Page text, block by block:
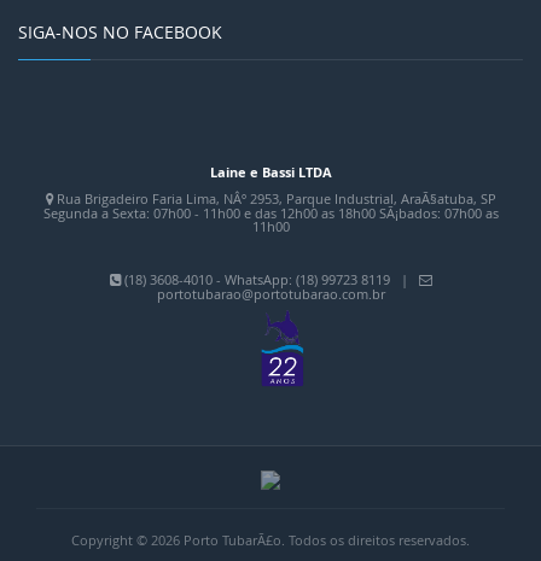
SIGA-NOS NO FACEBOOK
Laine e Bassi LTDA
Rua Brigadeiro Faria Lima, NÂº 2953, Parque Industrial, AraÃ§atuba, SP
Segunda a Sexta: 07h00 - 11h00 e das 12h00 as 18h00 SÃ¡bados: 07h00 as
11h00
(18) 3608-4010 - WhatsApp: (18) 99723 8119 |
portotubarao@portotubarao.com.br
Copyright © 2026 Porto TubarÃ£o. Todos os direitos reservados.